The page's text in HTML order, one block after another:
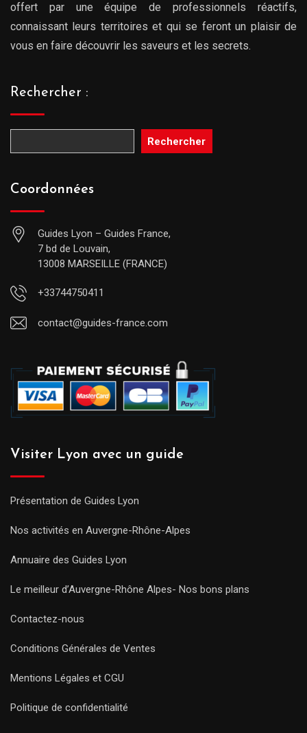
offert par une équipe de professionnels réactifs,
connaissant leurs territoires et qui se feront un plaisir de
vous en faire découvrir les saveurs et les secrets.
Rechercher :
Rechercher
Coordonnées
Guides Lyon – Guides France,
7 bd de Louvain,
13008 MARSEILLE (FRANCE)
+33744750411
contact@guides-france.com
Visiter Lyon avec un guide
Présentation de Guides Lyon
Nos activités en Auvergne-Rhône-Alpes
Annuaire des Guides Lyon
Le meilleur d’Auvergne-Rhône Alpes- Nos bons plans
Contactez-nous
Conditions Générales de Ventes
Mentions Légales et CGU
Politique de confidentialité